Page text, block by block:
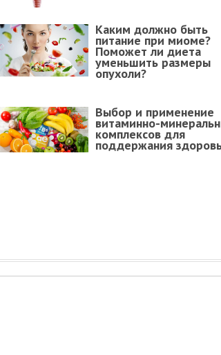
Каким должно быть
питание при миоме?
Поможет ли диета
уменьшить размеры
опухоли?
Выбор и применение
витаминно-
комплексов для
поддержания